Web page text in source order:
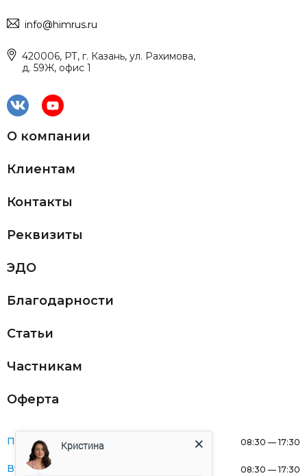
info@himrus.ru
420006, РТ, г. Казань, ул. Рахимова,
д. 59Ж, офис 1
О компании
Клиентам
Контакты
Реквизиты
ЭДО
Благодарности
Статьи
Частникам
Оферта
Понедельник: 08:30 — 17:30
Вторник: 08:30 — 17:30
Кристина